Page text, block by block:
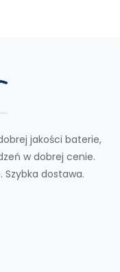
jakości baterie,
w dobrej cenie.
dostawa.